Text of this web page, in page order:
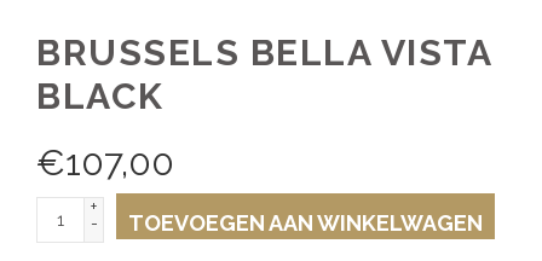
BRUSSELS BELLA VISTA
BLACK
€107,00
+
-
TOEVOEGEN AAN WINKELWAGEN